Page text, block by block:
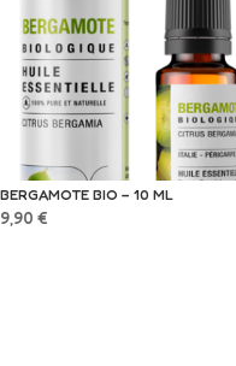
BERGAMOTE BIO – 10 ML
9,90 €